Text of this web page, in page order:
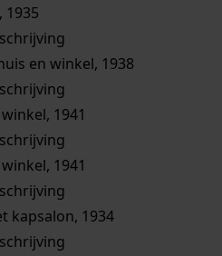
en winkel, 1938
1941
1941
kapsalon, 1934